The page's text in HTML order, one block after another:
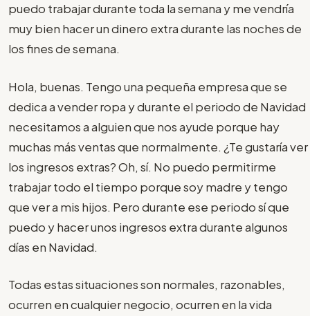
puedo trabajar durante toda la semana y me vendría
muy bien hacer un dinero extra durante las noches de
los fines de semana.
Hola, buenas. Tengo una pequeña empresa que se
dedica a vender ropa y durante el periodo de Navidad
necesitamos a alguien que nos ayude porque hay
muchas más ventas que normalmente. ¿Te gustaría ver
los ingresos extras? Oh, sí. No puedo permitirme
trabajar todo el tiempo porque soy madre y tengo
que ver a mis hijos. Pero durante ese periodo sí que
puedo y hacer unos ingresos extra durante algunos
días en Navidad.
Todas estas situaciones son normales, razonables,
ocurren en cualquier negocio, ocurren en la vida